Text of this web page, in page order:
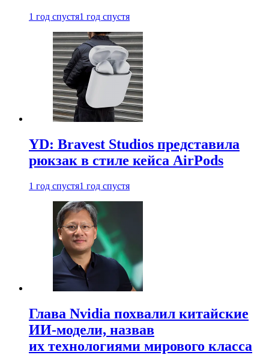
1 год спустя1 год спустя
YD: Bravest Studios представила
рюкзак в стиле кейса AirPods
1 год спустя1 год спустя
Глава Nvidia похвалил китайские
ИИ-модели, назвав
их технологиями мирового класса